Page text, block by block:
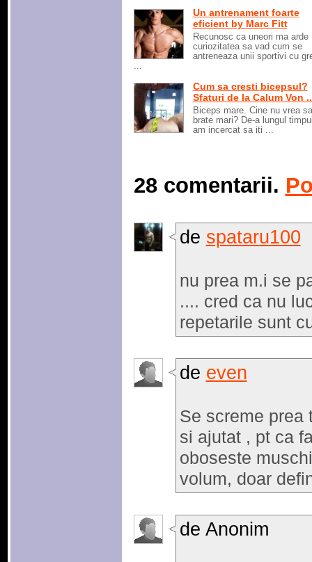
Un antrenament foarte
eficient by Marc Fitt
Recunosc ca uneori ma arde
curiozitatea sa vad cum se
antreneaza unii sportivi cu
...
Cum sa cresti bicepsul?
Sfaturi de la Calum Von
Biceps mare. Cine nu vrea
brate mari? De-a lungul
am incercat sa iti ...
28 comentarii.
de spataru100
nu prea m.i se
.... cred ca nu
repetarile sunt
de even
Se screme prea
si ajutat , pt ca
oboseste
volum, doar
de Anonim